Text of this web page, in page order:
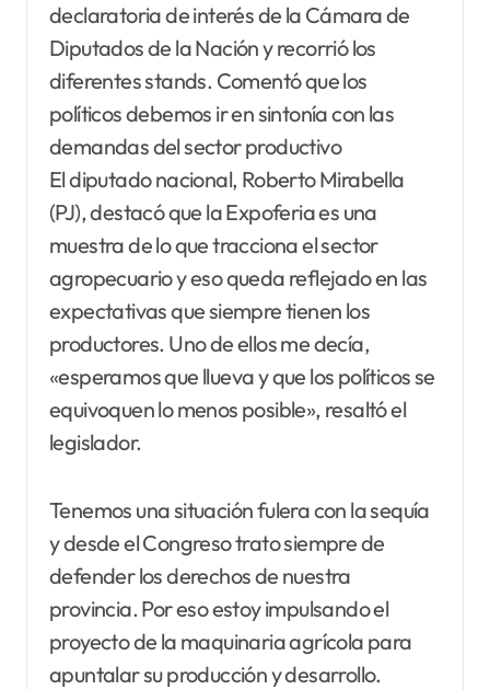
declaratoria de interés de la Cámara de
Diputados de la Nación y recorrió los
diferentes stands. Comentó que los
políticos debemos ir en sintonía con las
demandas del sector productivo
El diputado nacional, Roberto Mirabella
(PJ), destacó que la Expoferia es una
muestra de lo que tracciona el sector
agropecuario y eso queda reflejado en las
expectativas que siempre tienen los
productores. Uno de ellos me decía,
«esperamos que llueva y que los políticos se
equivoquen lo menos posible», resaltó el
legislador.
Tenemos una situación fulera con la sequía
y desde el Congreso trato siempre de
defender los derechos de nuestra
provincia. Por eso estoy impulsando el
proyecto de la maquinaria agrícola para
apuntalar su producción y desarrollo.